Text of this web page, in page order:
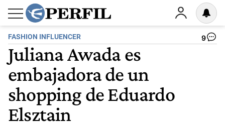
FASHION INFLUENCER 9
Juliana Awada es
embajadora de un
shopping de Eduardo
Elsztain